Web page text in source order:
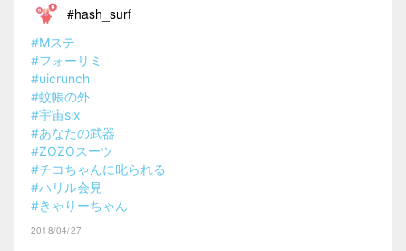
#hash_surf
#Mステ
#フォーリミ
#uicrunch
#蚊帳の外
#宇宙six
#あなたの武器
#ZOZOスーツ
#チコちゃんに叱られる
#ハリル会見
#きゃりーちゃん
2018/04/27